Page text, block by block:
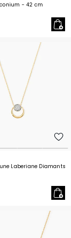
- 42 cm
Laberiane Diamants